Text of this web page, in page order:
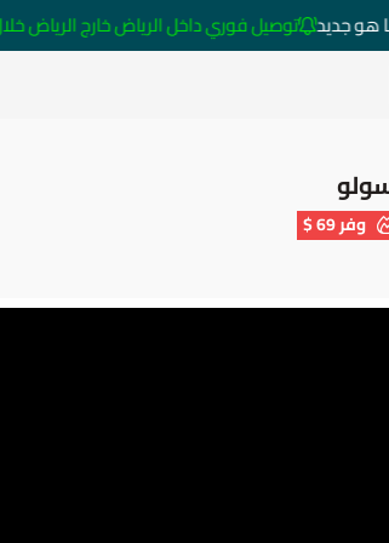
جديد توصيل فوري داخل الرياض خارج الرياض خلال 3 أيام 🚚
رومانس
وفر69 $